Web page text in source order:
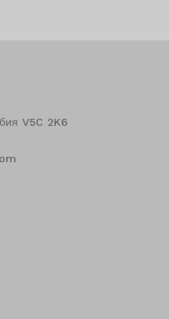
V5C 2K6